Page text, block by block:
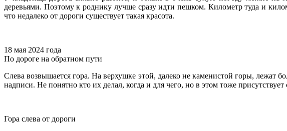
деревьями. Поэтому к роднику лучше сразу идти пешком. Километр туда и
что недалеко от дороги существует такая красота.
18 мая 2024 года
По дороге на обратном пути
Слева возвышается гора. На верхушке этой, далеко не каменистой горы,
надписи. Не понятно кто их делал, когда и для чего, но в этом тоже присутствует
Гора слева от дороги